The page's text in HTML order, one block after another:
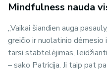
Mindfulness nauda
„Vaikai šiandien auga
greičio ir nuolatinio dėmesio
tarsi stabtelėjimas,
– sako Patricija. Ji taip pat